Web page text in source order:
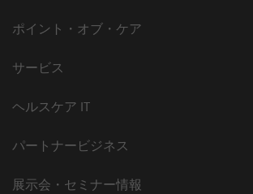
ポイント・オブ・ケア
サービス
ヘルスケア IT
パートナービジネス
展示会・セミナー情報